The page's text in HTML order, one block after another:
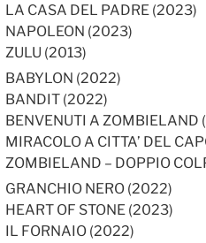
LA CASA DEL PADRE (2023)
NAPOLEON (2023)
ZULU (2013)
BABYLON (2022)
BANDIT (2022)
BENVENUTI A ZOMBIELAND
MIRACOLO A CITTA’ DEL
ZOMBIELAND – DOPPIO
GRANCHIO NERO (2022)
HEART OF STONE (2023)
IL FORNAIO (2022)